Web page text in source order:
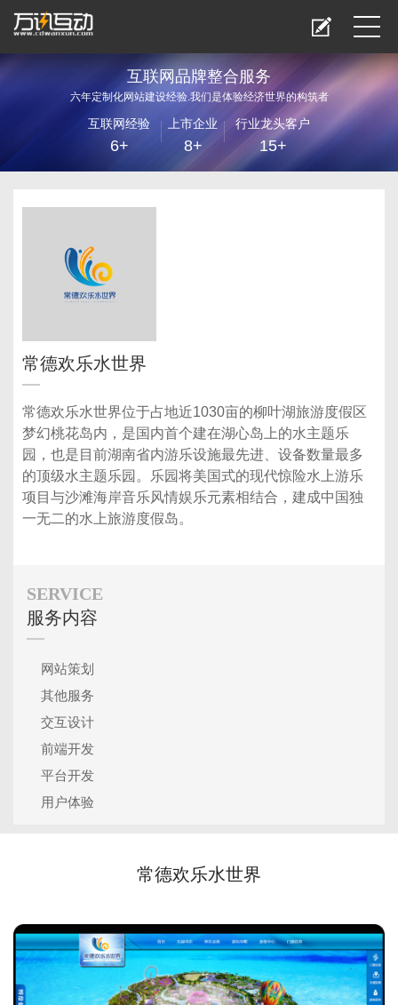
互联网品牌整合服务
六年定制化网站建设经验.我们是体验经济世界的构筑者
互联网经验
6+
上市企业
8+
行业龙头客户
15+
常德欢乐水世界
常德欢乐水世界位于占地近1030亩的柳叶湖旅游度假区
梦幻桃花岛内，是国内首个建在湖心岛上的水主题乐
园，也是目前湖南省内游乐设施最先进、设备数量最多
的顶级水主题乐园。乐园将美国式的现代惊险水上游乐
项目与沙滩海岸音乐风情娱乐元素相结合，建成中国独
一无二的水上旅游度假岛。
SERVICE
服务内容
网站策划
其他服务
交互设计
前端开发
平台开发
用户体验
常德欢乐水世界